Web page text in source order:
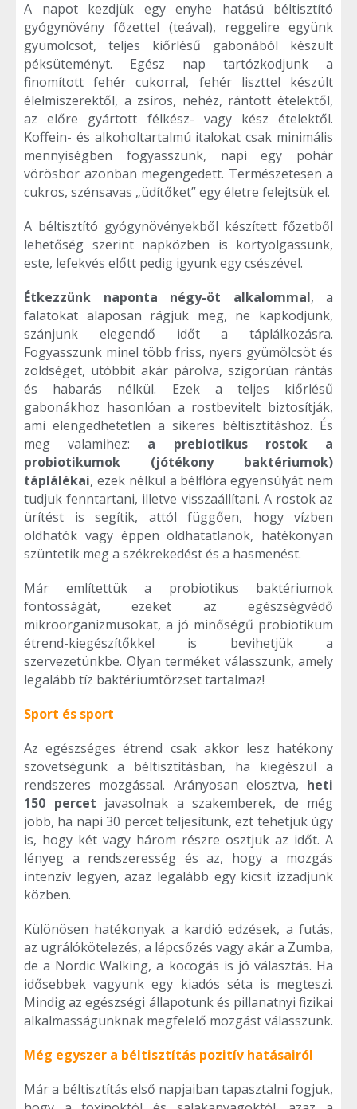
A napot kezdjük egy enyhe hatású béltisztító
gyógynövény főzettel (teával), reggelire együnk
gyümölcsöt, teljes kiőrlésű gabonából készült
péksüteményt. Egész nap tartózkodjunk a
finomított fehér cukorral, fehér liszttel készült
élelmiszerektől, a zsíros, nehéz, rántott ételektől,
az előre gyártott félkész- vagy kész ételektől.
Koffein- és alkoholtartalmú italokat csak minimális
mennyiségben fogyasszunk, napi egy pohár
vörösbor azonban megengedett. Természetesen a
cukros, szénsavas „üdítőket” egy életre felejtsük el.
A béltisztító gyógynövényekből készített főzetből
lehetőség szerint napközben is kortyolgassunk,
este, lefekvés előtt pedig igyunk egy csészével.
Étkezzünk naponta négy-öt alkalommal, a
falatokat alaposan rágjuk meg, ne kapkodjunk,
szánjunk elegendő időt a táplálkozásra.
Fogyasszunk minel több friss, nyers gyümölcsöt és
zöldséget, utóbbit akár párolva, szigorúan rántás
és habarás nélkül. Ezek a teljes kiőrlésű
gabonákhoz hasonlóan a rostbevitelt biztosítják,
ami elengedhetetlen a sikeres béltisztításhoz. És
meg valamihez: a prebiotikus rostok a
probiotikumok (jótékony baktériumok)
táplálékai, ezek nélkül a bélflóra egyensúlyát nem
tudjuk fenntartani, illetve visszaállítani. A rostok az
ürítést is segítik, attól függően, hogy vízben
oldhatók vagy éppen oldhatatlanok, hatékonyan
szüntetik meg a székrekedést és a hasmenést.
Már említettük a probiotikus baktériumok
fontosságát, ezeket az egészségvédő
mikroorganizmusokat, a jó minőségű probiotikum
étrend-kiegészítőkkel is bevihetjük a
szervezetünkbe. Olyan terméket válasszunk, amely
legalább tíz baktériumtörzset tartalmaz!
Sport és sport
Az egészséges étrend csak akkor lesz hatékony
szövetségünk a béltisztításban, ha kiegészül a
rendszeres mozgással. Arányosan elosztva, heti
150 percet javasolnak a szakemberek, de még
jobb, ha napi 30 percet teljesítünk, ezt tehetjük úgy
is, hogy két vagy három részre osztjuk az időt. A
lényeg a rendszeresség és az, hogy a mozgás
intenzív legyen, azaz legalább egy kicsit izzadjunk
közben.
Különösen hatékonyak a kardió edzések, a futás,
az ugrálókötelezés, a lépcsőzés vagy akár a Zumba,
de a Nordic Walking, a kocogás is jó választás. Ha
idősebbek vagyunk egy kiadós séta is megteszi.
Mindig az egészségi állapotunk és pillanatnyi fizikai
alkalmasságunknak megfelelő mozgást válasszunk.
Még egyszer a béltisztítás pozitív hatásairól
Már a béltisztítás első napjaiban tapasztalni fogjuk,